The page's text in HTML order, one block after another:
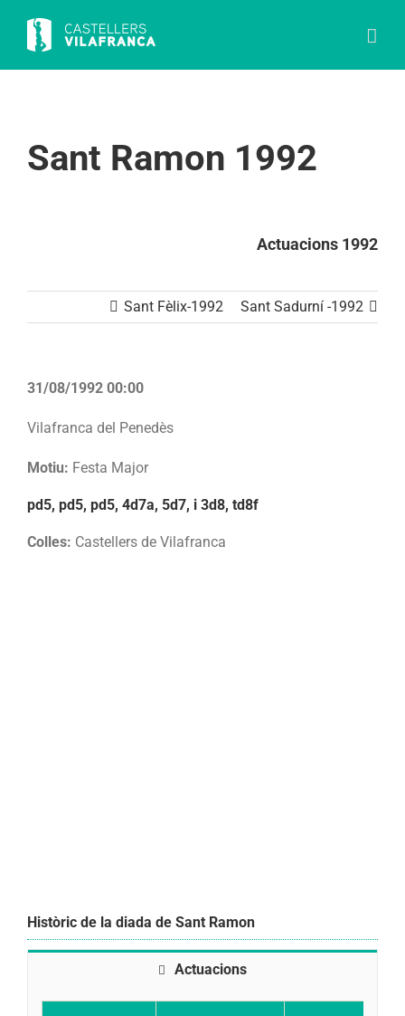
content
Sant Ramon 1992
Actuacions 1992
Sant Fèlix-1992 Sant Sadurní -1992
31/08/1992 00:00
Vilafranca del Penedès
Motiu: Festa Major
pd5, pd5, pd5, 4d7a, 5d7, i 3d8, td8f
Colles: Castellers de Vilafranca
Històric de la diada de Sant Ramon
Actuacions